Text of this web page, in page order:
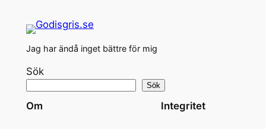
Jag har ändå inget bättre för mig
Sök
Sök
Om Integritet